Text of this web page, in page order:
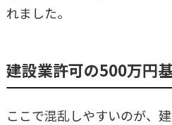
れました。
建設業許可の500万円
ここで混乱しやすいのが、